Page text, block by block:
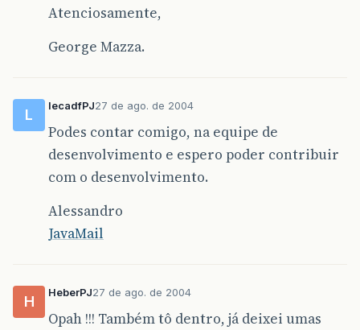
Atenciosamente,
George Mazza.
L
lecadfPJ27 de ago. de 2004
Podes contar comigo, na equipe de
desenvolvimento e espero poder contribuir
com o desenvolvimento.
Alessandro
JavaMail
H
HeberPJ27 de ago. de 2004
Opah !!! Também tô dentro, já deixei umas